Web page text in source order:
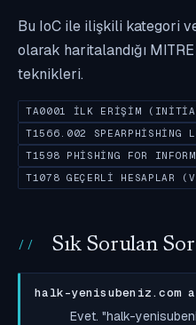
Bu IoC ile ilişkili kategori
olarak haritalandığı
teknikleri.
TA0001 İLK ERIŞIM
T1566.002 SPEARPHISHING
T1598 PHISHING FOR
T1078 GEÇERLI HESAPLAR
Sık Sorulan
halk-
Evet. "halk-